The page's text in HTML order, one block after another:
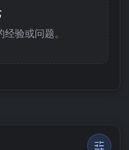
验或问题。